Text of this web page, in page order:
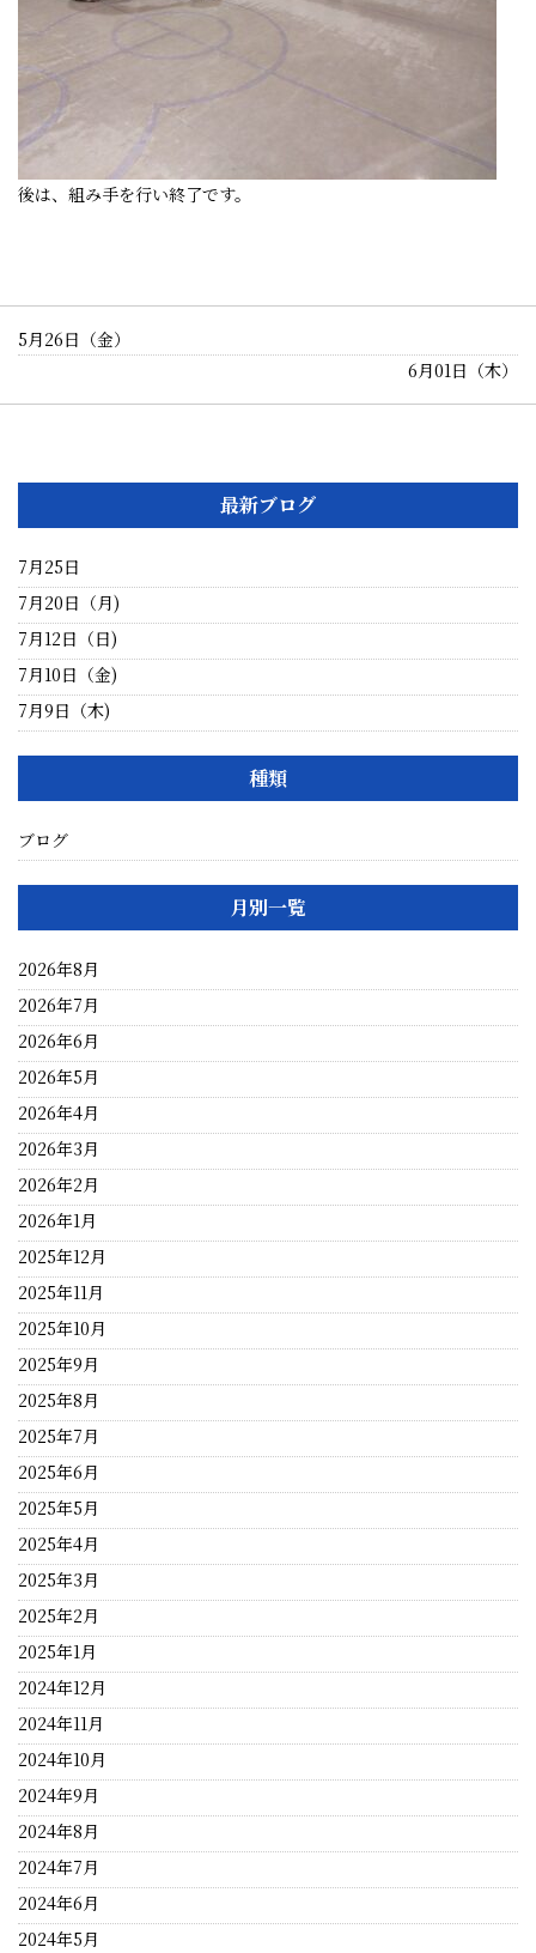
後は、組み手を行い終了です。
5月26日（金）
6月01日（木）
最新ブログ
7月25日
7月20日（月)
7月12日（日)
7月10日（金)
7月9日（木)
種類
ブログ
月別一覧
2026年8月
2026年7月
2026年6月
2026年5月
2026年4月
2026年3月
2026年2月
2026年1月
2025年12月
2025年11月
2025年10月
2025年9月
2025年8月
2025年7月
2025年6月
2025年5月
2025年4月
2025年3月
2025年2月
2025年1月
2024年12月
2024年11月
2024年10月
2024年9月
2024年8月
2024年7月
2024年6月
2024年5月